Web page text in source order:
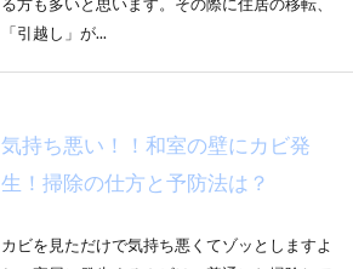
「引越し」が...
気持ち悪い！！和室の壁にカビ発
生！掃除の仕方と予防法は？
カビを見ただけで気持ち悪くてゾッとしますよ